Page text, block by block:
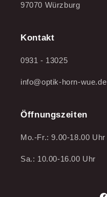
97070 Würzburg
Kontakt
0931 - 13025
info@optik-horn-wue.de
Öffnungszeiten
Mo.-Fr.: 9.00-18.00 Uhr
Sa.: 10.00-16.00 Uhr